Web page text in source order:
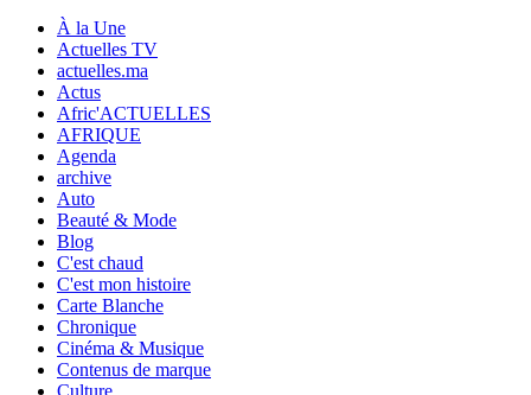
À la Une
Actuelles TV
actuelles.ma
Actus
Afric'ACTUELLES
AFRIQUE
Agenda
archive
Auto
Beauté & Mode
Blog
C'est chaud
C'est mon histoire
Carte Blanche
Chronique
Cinéma & Musique
Contenus de marque
Culture